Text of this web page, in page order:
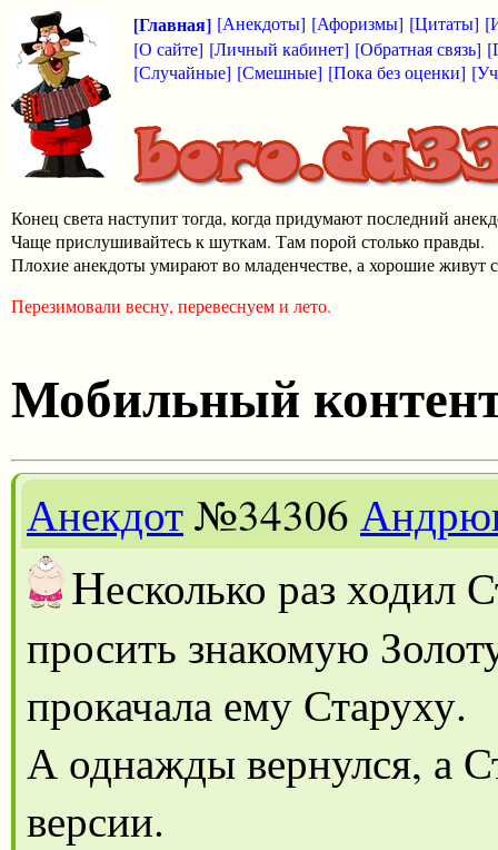
[Главная] [Анекдоты] [Афоризмы] [Цитаты]
[О сайте] [Личный кабинет] [Обратная связь]
[Случайные] [Смешные] [Пока без оценки]
Конец света наступит тогда, когда придумают последний
Чаще прислушивайтесь к шуткам. Там порой столько правды.
Плохие анекдоты умирают во младенчестве, а хорошие живут
Перезимовали весну, перевеснуем и лето.
Мобильный
Анекдот№34306
Несколько раз
просить знакомую
прокачала ему Старуху.
А однажды вернулся, а
версии.